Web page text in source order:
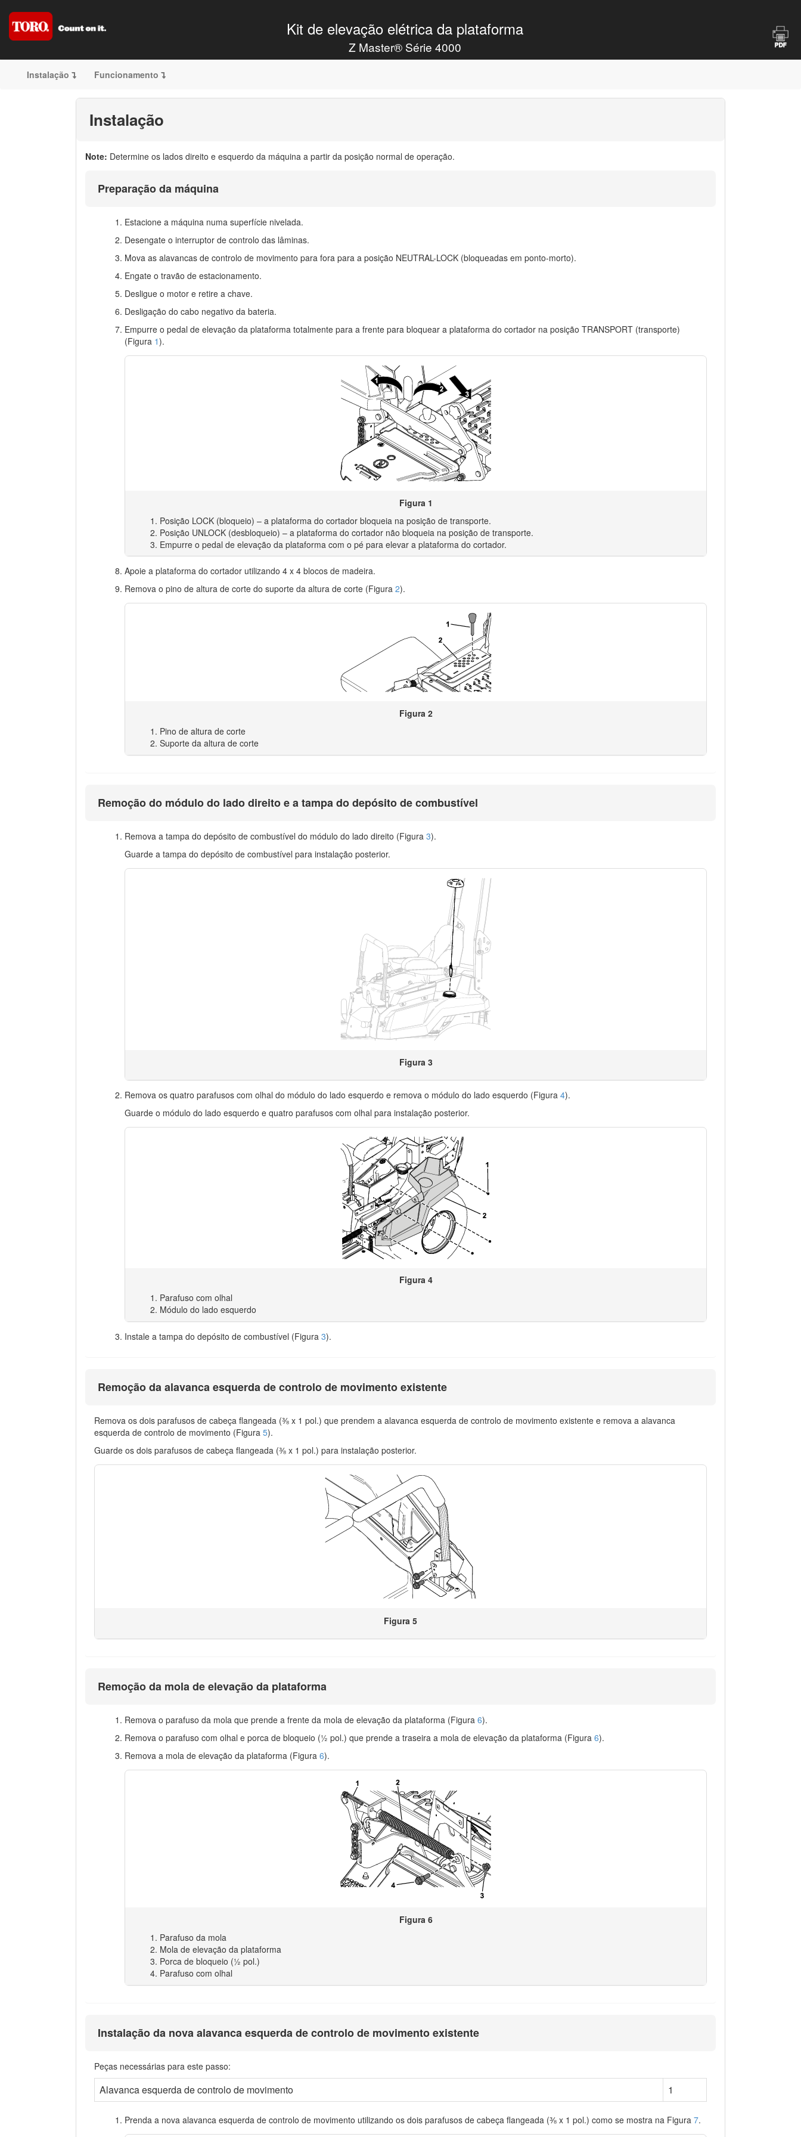
Kit de elevação elétrica da plataforma
Z Master® Série 4000
Instalação Funcionamento
Instalação
Note: Determine os lados direito e esquerdo da máquina a partir da posição normal de operação.
Preparação da máquina
Estacione a máquina numa superfície nivelada.
Desengate o interruptor de controlo das lâminas.
Mova as alavancas de controlo de movimento para fora para a posição NEUTRAL-LOCK (bloqueadas em ponto-morto).
Engate o travão de estacionamento.
Desligue o motor e retire a chave.
Desligação do cabo negativo da bateria.
Empurre o pedal de elevação da plataforma totalmente para a frente para bloquear a plataforma do cortador na posição TRANSPORT (transporte)
(Figura 1).
Figura 1
Posição LOCK (bloqueio) – a plataforma do cortador bloqueia na posição de transporte.
Posição UNLOCK (desbloqueio) – a plataforma do cortador não bloqueia na posição de transporte.
Empurre o pedal de elevação da plataforma com o pé para elevar a plataforma do cortador.
Apoie a plataforma do cortador utilizando 4 x 4 blocos de madeira.
Remova o pino de altura de corte do suporte da altura de corte (Figura2).
Figura 2
Pino de altura de corte
Suporte da altura de corte
Remoção do módulo do lado direito e a tampa do depósito de combustível
Remova a tampa do depósito de combustível do módulo do lado direito (Figura3).
Guarde a tampa do depósito de combustível para instalação posterior.
Figura 3
Remova os quatro parafusos com olhal do módulo do lado esquerdo e remova o módulo do lado esquerdo (Figura4).
Guarde o módulo do lado esquerdo e quatro parafusos com olhal para instalação posterior.
Figura 4
Parafuso com olhal
Módulo do lado esquerdo
Instale a tampa do depósito de combustível (Figura3).
Remoção da alavanca esquerda de controlo de movimento existente
Remova os dois parafusos de cabeça flangeada (⅜ x 1 pol.) que prendem a alavanca esquerda de controlo de movimento existente e remova a alavanca
esquerda de controlo de movimento (Figura 5).
Guarde os dois parafusos de cabeça flangeada (⅜ x 1 pol.) para instalação posterior.
Figura 5
Remoção da mola de elevação da plataforma
Remova o parafuso da mola que prende a frente da mola de elevação da plataforma (Figura6).
Remova o parafuso com olhal e porca de bloqueio (½ pol.) que prende a traseira a mola de elevação da plataforma (Figura6).
Remova a mola de elevação da plataforma (Figura6).
Figura 6
Parafuso da mola
Mola de elevação da plataforma
Porca de bloqueio (½ pol.)
Parafuso com olhal
Instalação da nova alavanca esquerda de controlo de movimento existente
Peças necessárias para este passo:
Alavanca esquerda de controlo de movimento 1
Prenda a nova alavanca esquerda de controlo de movimento utilizando os dois parafusos de cabeça flangeada (⅜ x 1 pol.) como se mostra na Figura7.